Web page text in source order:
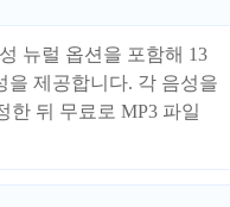
뉴럴 옵션을 포함해 13
을 제공합니다. 각 음성을
한 뒤 무료로 MP3 파일